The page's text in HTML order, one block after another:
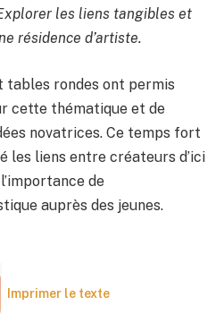
les liens tangibles et
résidence d’artiste.
tables rondes ont permis
cette thématique et de
novatrices. Ce temps fort
les liens entre créateurs d’ici
de
auprès des jeunes.
Imprimer le texte